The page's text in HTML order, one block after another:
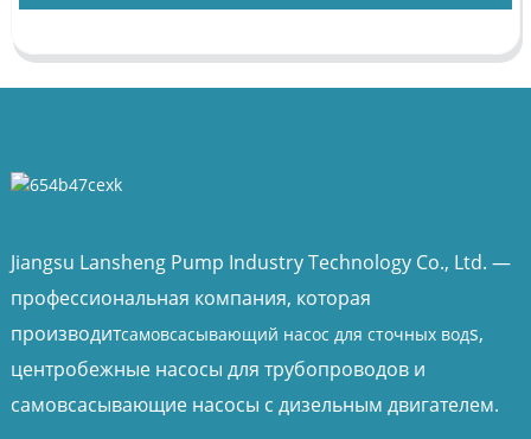
Jiangsu Lansheng Pump Industry Technology Co., Ltd. —
профессиональная компания, которая
производитсамовсасывающий насос для сточных водs,
центробежные насосы для трубопроводов и
самовсасывающие насосы с дизельным двигателем.